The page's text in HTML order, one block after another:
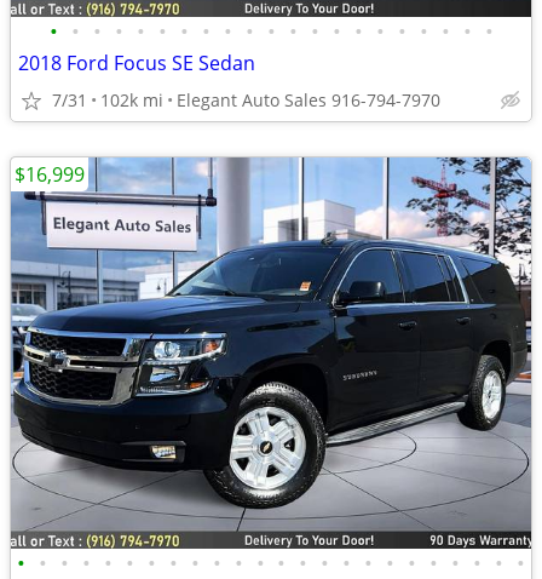
• • • • • • • • • • • • • • • • • • • • •
2018 Ford Focus SE Sedan
7/31 102k mi Elegant Auto Sales 916-794-7970
• • • • • • • • • • • • • • • • • • • • • • • •
$16,999